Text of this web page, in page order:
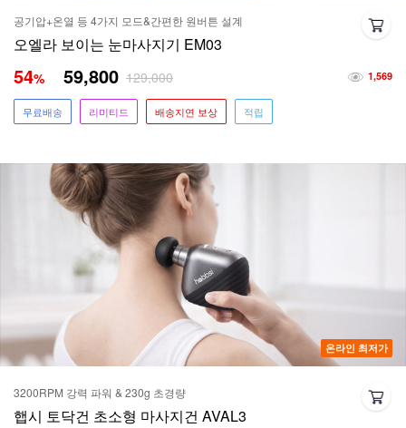
공기압+온열 등 4가지 모드&간편한 원버튼 설계
오엘라 보이는 눈마사지기 EM03
1,569
54% 59,800 129,000
무료배송 리미티드 배송지연 보상 적립
온라인 최저가
3200RPM 강력 파워 & 230g 초경량
햅시 토닥건 초소형 마사지건 AVAL3